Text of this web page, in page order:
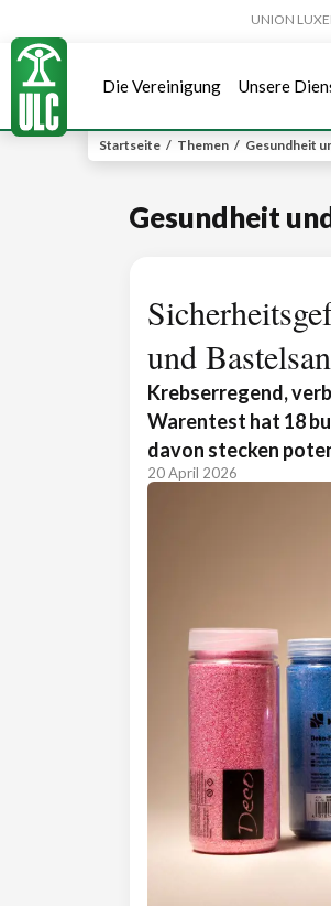
UNION
Die Vereinigung Unsere
Startseite / Themen / Gesundheit
Gesundheit
und
Krebserregend,
Warentest hat 18
davon stecken
20 April 2026